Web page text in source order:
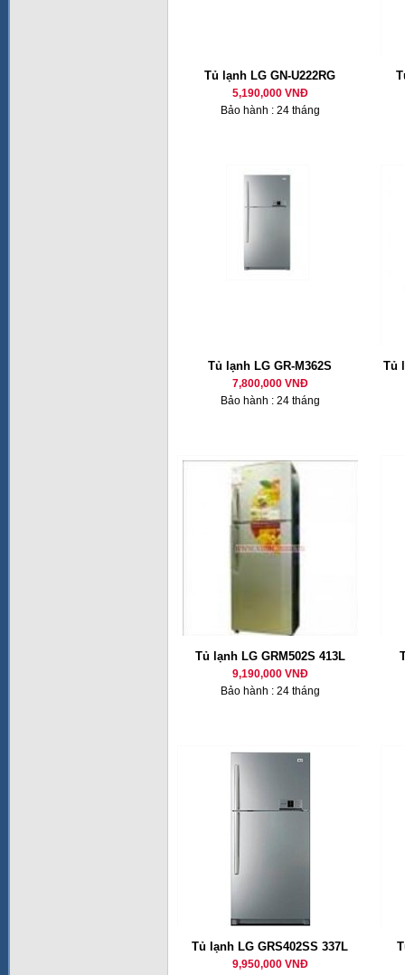
Tủ lạnh LG GN-U222RG
5,190,000 VNĐ
Bảo hành : 24 tháng
Tủ lạnh LG GR-M362S
7,800,000 VNĐ
Bảo hành : 24 tháng
Tủ
Tủ lạnh LG GRM502S 413L
9,190,000 VNĐ
Bảo hành : 24 tháng
Tủ lạnh LG GRS402SS 337L
9,950,000 VNĐ